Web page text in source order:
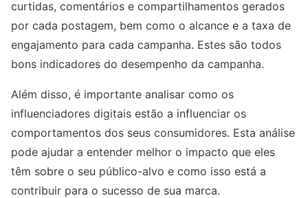
curtidas, comentários e compartilhamentos gerados
por cada postagem, bem como o alcance e a taxa de
engajamento para cada campanha. Estes são todos
bons indicadores do desempenho da campanha.
Além disso, é importante analisar como os
influenciadores digitais estão a influenciar os
comportamentos dos seus consumidores. Esta análise
pode ajudar a entender melhor o impacto que eles
têm sobre o seu público-alvo e como isso está a
contribuir para o sucesso de sua marca.